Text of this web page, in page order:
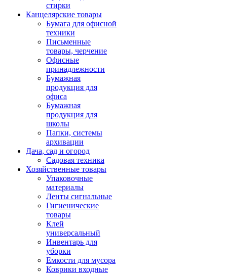
стирки
Канцелярские товары
Бумага для офисной
техники
Письменные
товары, черчение
Офисные
принадлежности
Бумажная
продукция для
офиса
Бумажная
продукция для
школы
Папки, системы
архивации
Дача, сад и огород
Садовая техника
Хозяйственные товары
Упаковочные
материалы
Ленты сигнальные
Гигиенические
товары
Клей
универсальный
Инвентарь для
уборки
Емкости для мусора
Коврики входные